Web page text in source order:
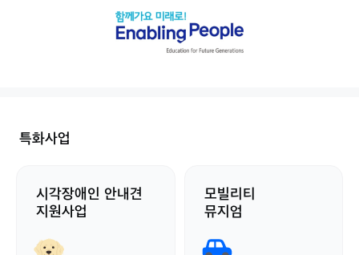
특화사업
시각장애인 안내견
지원사업
모빌리티
뮤지엄